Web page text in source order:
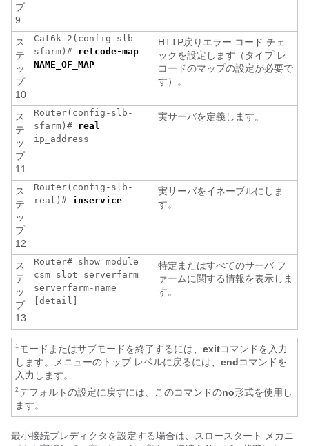
プ
9
ス
テ
ッ
プ
10
Cat6k-2(config-slb-
sfarm)# retcode-map
NAME_OF_MAP
HTTP戻りエラー コード チェ
ックを設定します（タイプ レ
コードのマップの設定が必要で
す）。
ス
テ
ッ
プ
11
Router(config-slb-
sfarm)# real
ip_address
実サーバを定義します。
ス
テ
ッ
プ
12
Router(config-slb-
real)# inservice
実サーバをイネーブルにしま
す。
ス
テ
ッ
プ
13
Router# show module
csm slot serverfarm
serverfarm-name
[detail]
特定またはすべてのサーバ フ
ァームに関する情報を表示しま
す。
1.モードまたはサブモードを終了するには、 exitコマンドを入力
します。メニューのトップ レベルに戻るには、 endコマンドを
入力します。
2.デフォルトの設定に戻すには、このコマンドのno形式を使用し
ます。
最小接続プレディクタを設定する場合は、スロースタート メカニ